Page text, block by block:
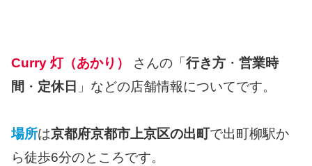
Curry 灯（あかり） さんの「 行き方 ・ 営業時
間 ・ 定休日 」などの店舗情報についてです。
場所は京都府京都市上京区の出町で出町柳駅か
ら徒歩6分のところです。